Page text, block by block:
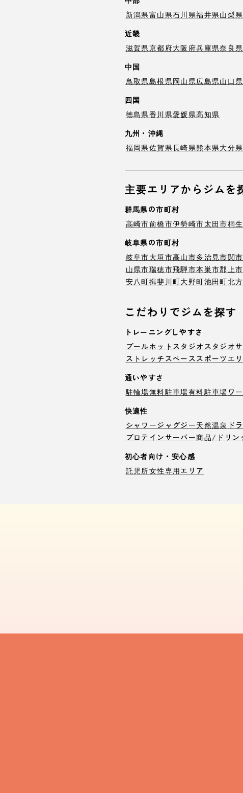
新潟県富山県石川県福井県山梨県
近畿
滋賀県京都府大阪府兵庫県奈良県
中国
鳥取県島根県岡山県広島県山口県
四国
徳島県香川県愛媛県高知県
九州・沖縄
福岡県佐賀県長崎県熊本県大分県
主要エリアからジムを
群馬県の市町村
高崎市前橋市伊勢崎市太田市桐
岐阜県の市町村
岐阜市大垣市高山市多治見市関市
山県市瑞穂市飛騨市本巣市郡上市
安八町揖斐川町大野町池田町北
こだわりでジムを探す
トレーニングしやすさ
プールホットスタジオ スタジオ
ストレッチスペーススポーツエ
通いやすさ
駐輪場無料駐車場有料駐車場 ワ
快適性
シャワージャグジー天然温泉 ド
プロテインサーバー商品/ドリン
初心者向け・安心感
託児所女性専用エリア